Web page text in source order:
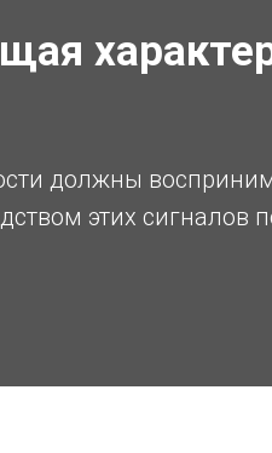
должны
этих сигналов